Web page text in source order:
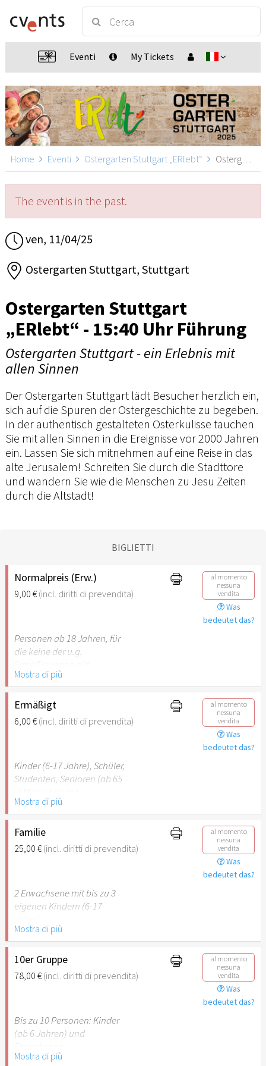
Eventi My Tickets
Home Eventi Ostergarten Stuttgart „ERlebt“ Ostergarten Stuttgart „ERlebt“ - 15:40 Uhr Führung, Stuttgart
The event is in the past.
ven, 11/04/25
Ostergarten Stuttgart, Stuttgart
Ostergarten Stuttgart
„ERlebt“ - 15:40 Uhr Führung
Ostergarten Stuttgart - ein Erlebnis mit
allen Sinnen
Der Ostergarten Stuttgart lädt Besucher herzlich ein,
sich auf die Spuren der Ostergeschichte zu begeben.
In der authentisch gestalteten Osterkulisse tauchen
Sie mit allen Sinnen in die Ereignisse vor 2000 Jahren
ein. Lassen Sie sich mitnehmen auf eine Reise in das
alte Jerusalem! Schreiten Sie durch die Stadttore
und wandern Sie wie die Menschen zu Jesu Zeiten
durch die Altstadt!
BIGLIETTI
Normalpreis (Erw.)
9,00 €(incl. diritti di prevendita)
al momento
nessuna
vendita
Was
bedeutet das?
Personen ab 18 Jahren, für
die keine der u.g.
Mostra di più
Ermäßigt
6,00 €(incl. diritti di prevendita)
al momento
nessuna
vendita
Was
bedeutet das?
Kinder (6-17 Jahre), Schüler,
Studenten, Senioren (ab 65
Behinderung (ab 50%),
Begleitperson. Der jeweilige
Ausweis ist beim Einlass
vorzulegen.
Stuttgart nicht
empfehlenswert.
Mostra di più
Familie
25,00 €(incl. diritti di prevendita)
al momento
nessuna
vendita
Was
bedeutet das?
2 Erwachsene mit bis zu 3
eigenen Kindern (6-17
Hinweis: Für Kinder unter 6
Jahren ist der Ostergarten
Stuttgart nicht
empfehlenswert.
Mostra di più
10er Gruppe
78,00 €(incl. diritti di prevendita)
al momento
nessuna
vendita
Was
bedeutet das?
Bis zu 10 Personen: Kinder
(ab 6 Jahren) und
Mostra di più